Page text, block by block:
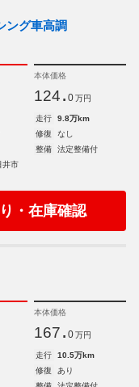
グ車高調
本体価格
124. 0 万円
走行
9.8万km
修復
なし
整備
法定整備付
井市
・在庫確認
本体価格
167. 0 万円
走行
10.5万km
修復
あり